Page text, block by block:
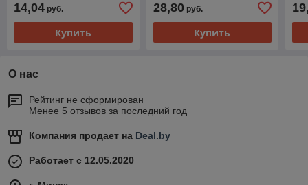
14,04 руб.
Купить
28,80руб.
Купить
О нас
Рейтинг не сформирован
Менее 5 отзывов за последний год
Компания продает на Deal.by
Работает с 12.05.2020